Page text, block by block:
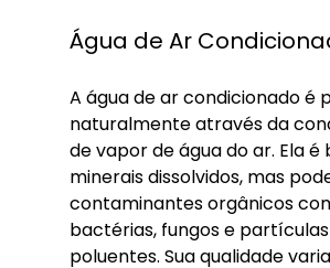
Água de Ar
A água de ar condicionado é
naturalmente através da
de vapor de água do ar. Ela é
minerais dissolvidos, mas
contaminantes orgânicos
bactérias, fungos e
poluentes. Sua qualidade varia